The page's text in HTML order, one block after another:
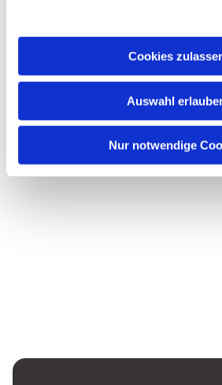
Cookies
Auswahl
Nur notwendige